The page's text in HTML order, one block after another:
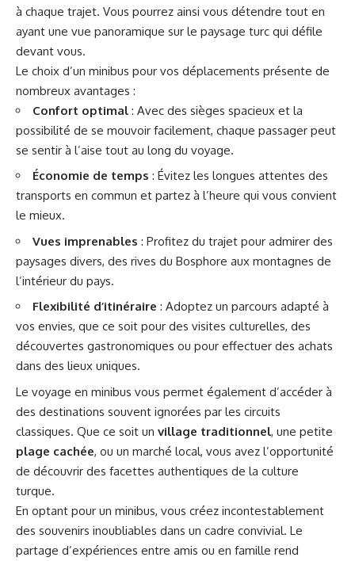
à chaque trajet. Vous pourrez ainsi vous détendre tout en
ayant une vue panoramique sur le paysage turc qui défile
devant vous.
Le choix d’un minibus pour vos déplacements présente de
nombreux avantages :
Confort optimal : Avec des sièges spacieux et la
possibilité de se mouvoir facilement, chaque passager peut
se sentir à l’aise tout au long du voyage.
Économie de temps : Évitez les longues attentes des
transports en commun et partez à l’heure qui vous convient
le mieux.
Vues imprenables : Profitez du trajet pour admirer des
paysages divers, des rives du Bosphore aux montagnes de
l’intérieur du pays.
Flexibilité d’itinéraire : Adoptez un parcours adapté à
vos envies, que ce soit pour des visites culturelles, des
découvertes gastronomiques ou pour effectuer des achats
dans des lieux uniques.
Le voyage en minibus vous permet également d’accéder à
des destinations souvent ignorées par les circuits
classiques. Que ce soit un village traditionnel, une petite
plage cachée, ou un marché local, vous avez l’opportunité
de découvrir des facettes authentiques de la culture
turque.
En optant pour un minibus, vous créez incontestablement
des souvenirs inoubliables dans un cadre convivial. Le
partage d’expériences entre amis ou en famille rend